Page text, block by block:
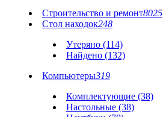
Строительство и ремонт8025
Стол находок248
Утеряно (114)
Найдено (132)
Компьютеры319
Комплектующие (38)
Настольные (38)